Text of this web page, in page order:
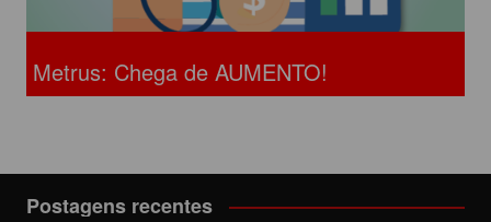
Metrus: Chega de AUMENTO!
Postagens recentes